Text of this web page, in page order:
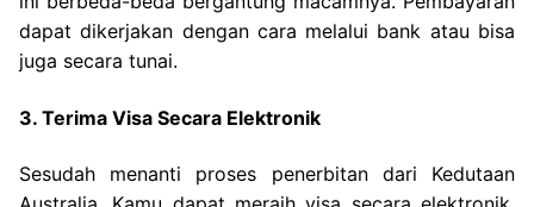
dapat dikerjakan dengan cara melalui bank atau bisa
juga secara tunai.
3. Terima Visa Secara Elektronik
Sesudah menanti proses penerbitan dari Kedutaan